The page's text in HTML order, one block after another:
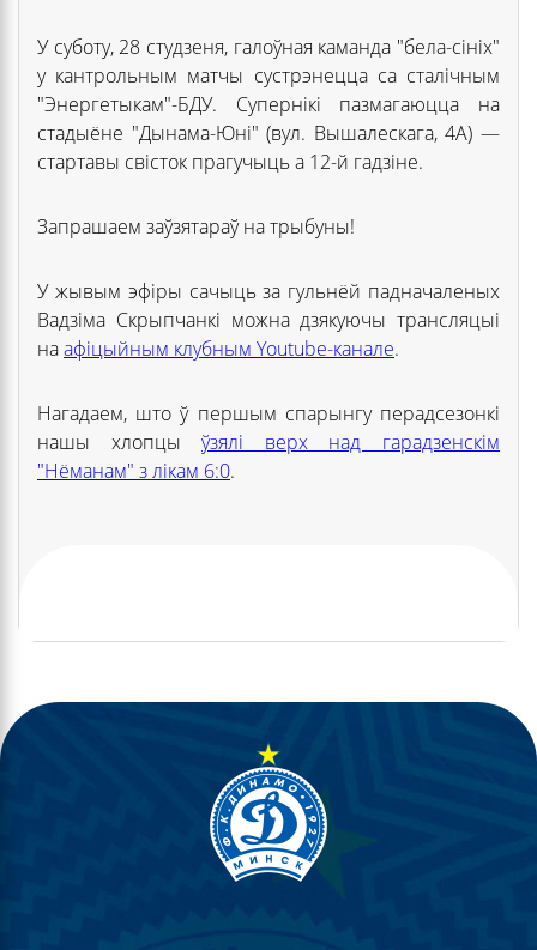
У суботу, 28 студзеня, галоўная каманда "бела-сініх"
у кантрольным матчы сустрэнецца са сталічным
"Энергетыкам"-БДУ. Супернікі пазмагаюцца на
стадыёне "Дынама-Юні" (вул. Вышалескага, 4А) —
стартавы свісток прагучыць а 12-й гадзіне.
Запрашаем заўзятараў на трыбуны!
У жывым эфіры сачыць за гульнёй падначаленых
Вадзіма Скрыпчанкі можна дзякуючы трансляцыі
наафіцыйным клубным Youtube-канале.
Нагадаем, што ў першым спарынгу перадсезонкі
нашы хлопцыўзялі верх над гарадзенскім
"Нёманам" з лікам 6:0.